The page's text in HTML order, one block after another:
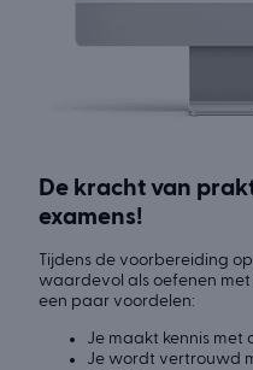
De kracht van
examens!
Tijdens de voorbereiding
waardevol als oefenen met
een paar voordelen:
Je maakt kennis met
Je wordt vertrouwd